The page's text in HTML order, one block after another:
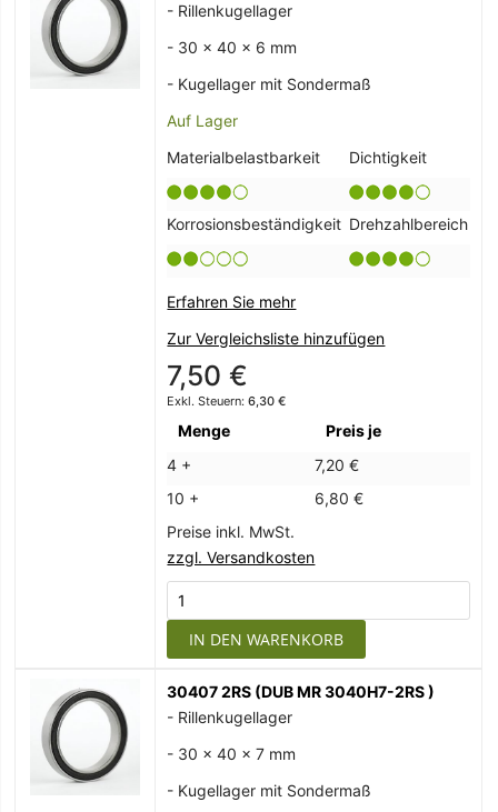
- Rillenkugellager
- 30 x 40 x 6 mm
- Kugellager mit Sondermaß
Auf Lager
Materialbelastbarkeit
Dichtigkeit
Korrosionsbeständigkeit Drehzahlbereich
Erfahren Sie mehr
Zur Vergleichsliste hinzufügen
7,50 €
6,30 €
Menge
Preis je
4 +
7,20 €
10 +
6,80 €
Preise inkl. MwSt.
zzgl. Versandkosten
IN DEN WARENKORB
30407 2RS (DUB MR 3040H7-2RS )
- Rillenkugellager
- 30 x 40 x 7 mm
- Kugellager mit Sondermaß